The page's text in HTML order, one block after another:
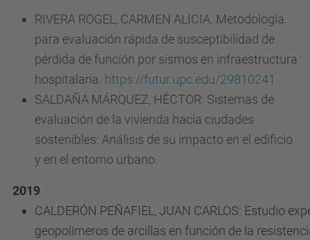
RIVERA ROGEL, CARMEN ALICIA. Metodología
para evaluación rápida de susceptibilidad de
pérdida de función por sismos en infraestructura
hospitalaria. https://futur.upc.edu/29810241
SALDAÑA MÁRQUEZ, HÉCTOR: Sistemas de
evaluación de la vivienda hacia ciudades
sostenibles: Análisis de su impacto en el edificio
y en el entorno urbano.
2019
CALDERÓN PEÑAFIEL, JUAN CARLOS: Estudio
geopolímeros de arcillas en función de la